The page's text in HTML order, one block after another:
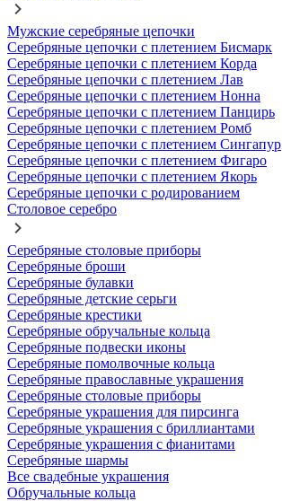
Мужские серебряные цепочки
Серебряные цепочки с плетением Бисмарк
Серебряные цепочки с плетением Корда
Серебряные цепочки с плетением Лав
Серебряные цепочки с плетением Нонна
Серебряные цепочки с плетением Панцирь
Серебряные цепочки с плетением Ромб
Серебряные цепочки с плетением Сингапур
Серебряные цепочки с плетением Фигаро
Серебряные цепочки с плетением Якорь
Серебряные цепочки с родированием
Столовое серебро
Серебряные столовые приборы
Серебряные броши
Серебряные булавки
Серебряные детские серьги
Серебряные крестики
Серебряные обручальные кольца
Серебряные подвески иконы
Серебряные помолвочные кольца
Серебряные православные украшения
Серебряные столовые приборы
Серебряные украшения для пирсинга
Серебряные украшения с бриллиантами
Серебряные украшения с фианитами
Серебряные шармы
Все свадебные украшения
Обручальные кольца